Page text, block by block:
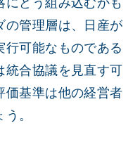
にどう組み込むかも
の管理層は、日産が
行可能なものである
統合協議を見直す可
価基準は他の経営者
。